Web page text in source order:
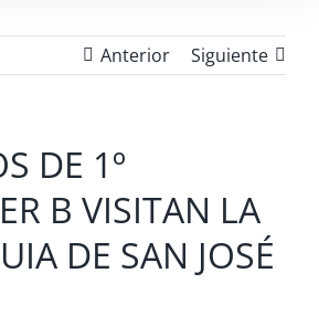
Anterior Siguiente
DE 1º
B VISITAN LA
DE SAN JOSÉ